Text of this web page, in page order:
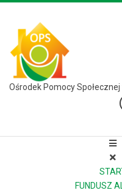
Ośrodek Pomocy Społecznej
FUNDUSZ